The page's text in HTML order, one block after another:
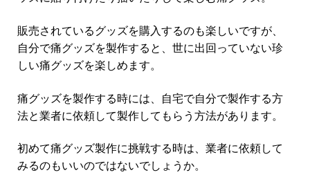
販売されているグッズを購入するのも楽しいですが、
自分で痛グッズを製作すると、世に出回っていない珍
しい痛グッズを楽しめます。
痛グッズを製作する時には、自宅で自分で製作する方
法と業者に依頼して製作してもらう方法があります。
初めて痛グッズ製作に挑戦する時は、業者に依頼して
みるのもいいのではないでしょうか。